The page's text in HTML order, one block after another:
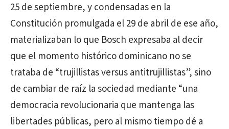
25 de septiembre, y condensadas en la
Constitución promulgada el 29 de abril de ese año,
materializaban lo que Bosch expresaba al decir
que el momento histórico dominicano no se
trataba de “trujillistas versus antitrujillistas”, sino
de cambiar de raíz la sociedad mediante “una
democracia revolucionaria que mantenga las
libertades públicas, pero al mismo tiempo dé a